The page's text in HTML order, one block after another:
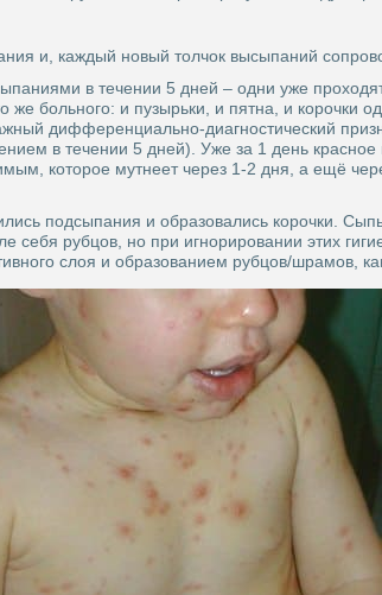
и, каждый новый толчок высыпаний
в течении 5 дней – одни уже
больного: и пузырьки, и пятна, и корочки
дифференциально-диагностический
в течении 5 дней). Уже за 1 день
которое мутнеет через 1-2 дня, а ещё
подсыпания и образовались корочки.
рубцов, но при игнорировании этих
слоя и образованием рубцов/шрамов,